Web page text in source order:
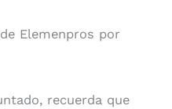
Elemenpros por
recuerda que